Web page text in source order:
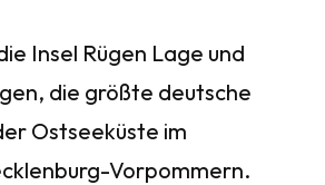
Insel Rügen Lage und
die größte deutsche
Ostseeküste im
Vorpommern.